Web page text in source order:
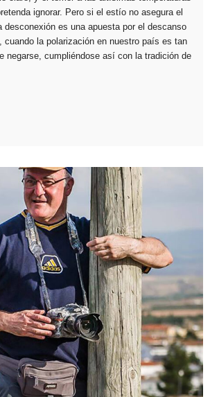
ignorar. Pero si el estío no asegura el
desconexión es una apuesta por el descanso
cuando la polarización en nuestro país es tan
negarse, cumpliéndose así con la tradición de